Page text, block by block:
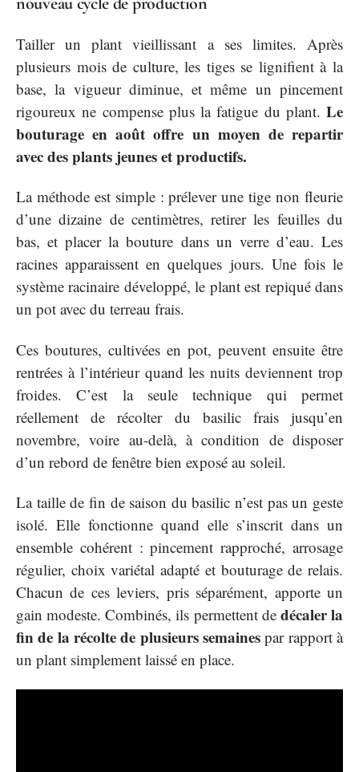
Tailler un plant vieillissant a ses limites. Après
plusieurs mois de culture, les tiges se lignifient à la
base, la vigueur diminue, et même un pincement
rigoureux ne compense plus la fatigue du plant. Le
bouturage en août offre un moyen de repartir
avec des plants jeunes et productifs.
La méthode est simple : prélever une tige non fleurie
d’une dizaine de centimètres, retirer les feuilles du
bas, et placer la bouture dans un verre d’eau. Les
racines apparaissent en quelques jours. Une fois le
système racinaire développé, le plant est repiqué dans
un pot avec du terreau frais.
Ces boutures, cultivées en pot, peuvent ensuite être
rentrées à l’intérieur quand les nuits deviennent trop
froides. C’est la seule technique qui permet
réellement de récolter du basilic frais jusqu’en
novembre, voire au-delà, à condition de disposer
d’un rebord de fenêtre bien exposé au soleil.
La taille de fin de saison du basilic n’est pas un geste
isolé. Elle fonctionne quand elle s’inscrit dans un
ensemble cohérent : pincement rapproché, arrosage
régulier, choix variétal adapté et bouturage de relais.
Chacun de ces leviers, pris séparément, apporte un
gain modeste. Combinés, ils permettent de décaler la
fin de la récolte de plusieurs semaines par rapport à
un plant simplement laissé en place.